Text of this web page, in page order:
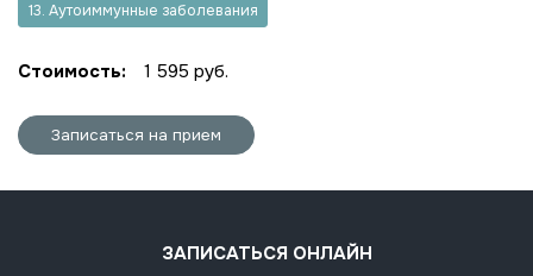
13. Аутоиммунные заболевания
Стоимость: 1 595 руб.
Записаться на прием
ЗАПИСАТЬСЯ ОНЛАЙН